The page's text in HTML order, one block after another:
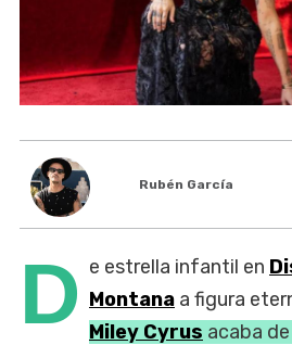
Rubén García
D e estrella infantil en
Montana a figura
Miley Cyrus acaba